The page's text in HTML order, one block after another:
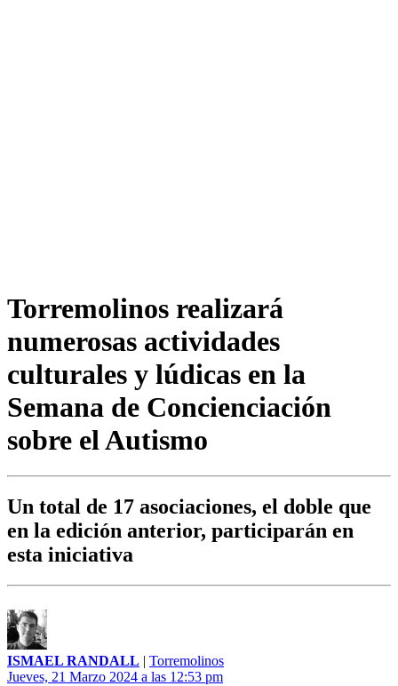
Torremolinos realizará
numerosas actividades
culturales y lúdicas en la
Semana de Concienciación
sobre el Autismo
Un total de 17 asociaciones, el doble que
en la edición anterior, participarán en
esta iniciativa
ISMAEL RANDALL | Torremolinos
Jueves, 21 Marzo 2024 a las 12:53 pm